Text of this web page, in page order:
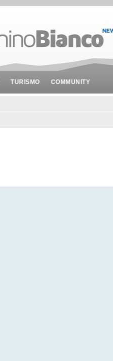
TURISMO COMMUNITY